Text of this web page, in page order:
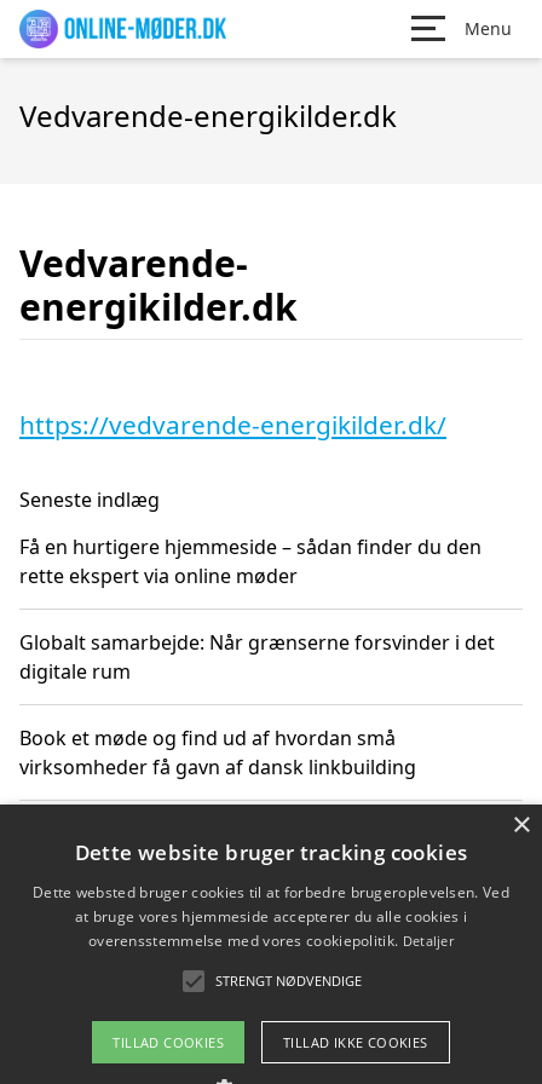
Menu
Vedvarende-energikilder.dk
Vedvarende-
energikilder.dk
https://vedvarende-energikilder.dk/
Seneste indlæg
Få en hurtigere hjemmeside – sådan finder du den
rette ekspert via online møder
Globalt samarbejde: Når grænserne forsvinder i det
digitale rum
Book et møde og find ud af hvordan små
virksomheder få gavn af dansk linkbuilding
får du indgår et samarbejde
Hold et møde med en WordPress ekspert og vælg den
mest professionelle til at vedligeholde din løsning
Copyright 2026 - Pilanto Aps
×
Dette website bruger tracking cookies
Dette websted bruger cookies til at forbedre brugeroplevelsen. Ved
at bruge vores hjemmeside accepterer du alle cookies i
overensstemmelse med vores cookiepolitik. Detaljer
STRENGT NØDVENDIGE
TILLAD COOKIES TILLAD IKKE COOKIES